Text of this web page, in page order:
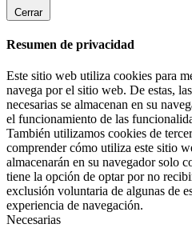
Cerrar
Resumen de privacidad
Este sitio web utiliza cookies para
navega por el sitio web. De estas,
necesarias se almacenan en su
el funcionamiento de las
También utilizamos cookies de
comprender cómo utiliza este sitio
almacenarán en su navegador solo
tiene la opción de optar por no
exclusión voluntaria de algunas de
experiencia de navegación.
Necesarias